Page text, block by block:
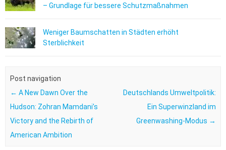
– Grundlage für bessere Schutzmaßnahmen
Weniger Baumschatten in Städten erhöht
Sterblichkeit
Post navigation
← A New Dawn Over the
Hudson: Zohran Mamdani’s
Victory and the Rebirth of
American Ambition
Deutschlands Umweltpolitik:
Ein Superwinzland im
Greenwashing-Modus →